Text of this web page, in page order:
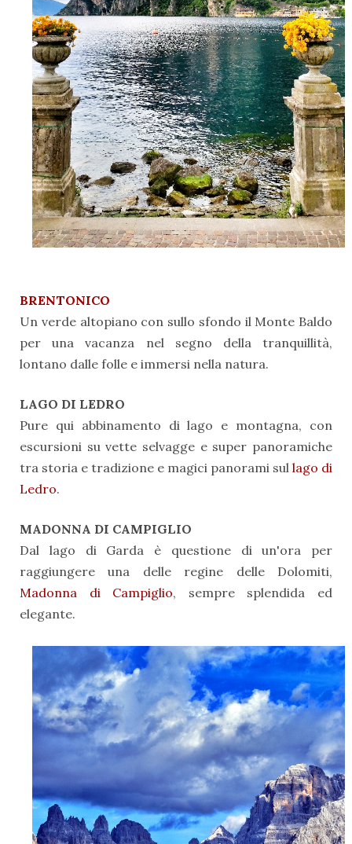
BRENTONICO
Un verde altopiano con sullo sfondo il Monte Baldo
per una vacanza nel segno della tranquillità,
lontano dalle folle e immersi nella natura.
LAGO DI LEDRO
Pure qui abbinamento di lago e montagna, con
escursioni su vette selvagge e super panoramiche
tra storia e tradizione e magici panorami sul lago di
Ledro.
MADONNA DI CAMPIGLIO
Dal lago di Garda è questione di un'ora per
raggiungere una delle regine delle Dolomiti,
Madonna di Campiglio, sempre splendida ed
elegante.